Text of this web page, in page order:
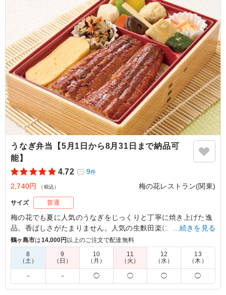
身が最高でした。ヘルシーですが満足感もありました。非
日常感もあってコスパが良いと思います。彩り豊かで目の
保養にもなりました。
ご利用シーン： 会議・セミナー›勉強会
埼玉県草加市長栄 2026/07/15
うなぎ弁当【5月1日から8月31日まで納品可
能】
4.72
9件
2,740円 （税込） 梅の花レストラン(関東)
サイズ 普通
梅の花でも夏に人気のうなぎをじっくりと丁寧に焼き上げた逸
品。香ばしさがたまりません。人気の生麩田楽に豆腐しゅうま
い、煮物も入ってお楽しみいただけます。
※お届け期間：5月7日(水)～8月31日(日)まで
5.0
…続きを見る
鶴ヶ島市は14,000円 以上のご注文で配達無料
8
（土）
9
（日）
10
（月）
11
（火）
12
（水）
13
（木）
－ － ◯ ◯ ◯ ◯